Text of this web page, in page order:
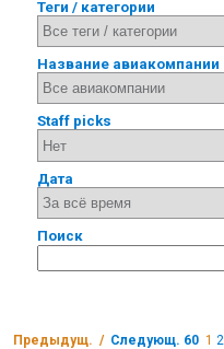
Теги / категории
Название авиакомпании
Staff picks
Дата
Поиск
Предыдущ. / Следующ. 60 1 2